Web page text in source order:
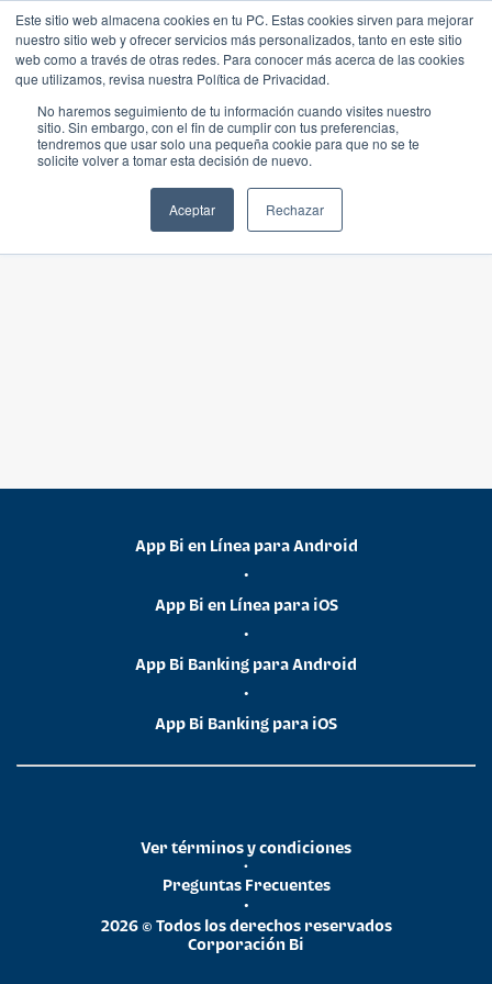
Este sitio web almacena cookies en tu PC. Estas cookies sirven para mejorar
nuestro sitio web y ofrecer servicios más personalizados, tanto en este sitio
web como a través de otras redes. Para conocer más acerca de las cookies
que utilizamos, revisa nuestra Política de Privacidad.
No haremos seguimiento de tu información cuando visites nuestro
sitio. Sin embargo, con el fin de cumplir con tus preferencias,
tendremos que usar solo una pequeña cookie para que no se te
solicite volver a tomar esta decisión de nuevo.
Aceptar Rechazar
App Bi en Línea para Android
•
App Bi en Línea para iOS
•
App Bi Banking para Android
•
App Bi Banking para iOS
2026 © Todos los derechos reservados
Corporación Bi
•
Preguntas Frecuentes
•
Ver términos y condiciones